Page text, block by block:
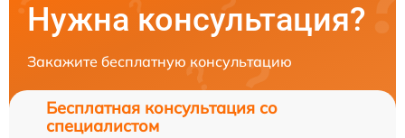
Нужна консультация?
Закажите бесплатную консультацию
Бесплатная консультация со
специалистом